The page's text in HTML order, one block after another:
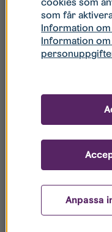
som får
Information
Information
Anpassa